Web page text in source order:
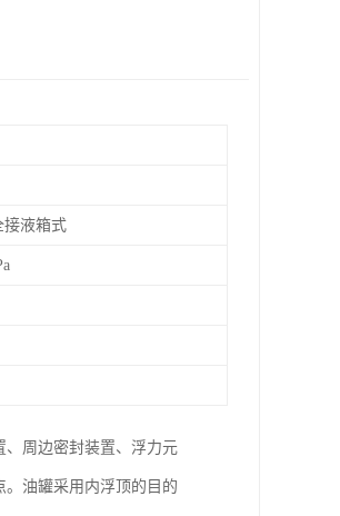
接液箱式
、周边密封装置、浮力元
油罐采用内浮顶的目的